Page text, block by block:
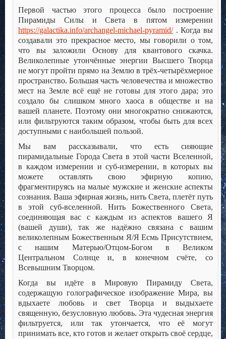
Первой частью этого процесса было построение
Пирамиды Силы и Света в пятом измерении
https://galactika.info/archangel-michael-pyramid/. Когда вы
создавали это прекрасное место, мы говорили о том,
что вы заложили Основу для квантового скачка.
Великолепные утончённые энергии Высшего Творца
не могут пройти прямо на Землю в трёх-четырёхмерное
пространство. Большая часть человечества и множество
мест на Земле всё ещё не готовы для этого дара; это
создало бы слишком много хаоса в обществе и на
вашей планете. Поэтому они многократно снижаются,
или фильтруются таким образом, чтобы быть для всех
доступными с наибольшей пользой.
Мы вам рассказывали, что есть сияющие
пирамидальные Города Света в этой части Вселенной,
в каждом измерении и суб-измерении, в которых вы
можете оставлять свою эфирную копию,
фрагментируясь на малые мужские и женские аспекты
сознания. Ваша эфирная жизнь, нить Света, плетёт путь
в этой суб-вселенной. Нить Божественного Света,
соединяющая вас с каждым из аспектов вашего Я
(вашей души), так же надёжно связана с вашим
великолепным Божественным Я/Я Есмь Присутствием,
с нашим Матерью/Отцом-Богом в Великом
Центральном Солнце и, в конечном счёте, со
Всевышним Творцом.
Когда вы идёте в Мировую Пирамиду Света,
содержащую голографическое изображение Мира, вы
вдыхаете любовь и свет Творца и выдыхаете
священную, безусловную любовь. Эта чудесная энергия
фильтруется, или так утончается, что её могут
принимать все, кто готов и желает открыть своё сердце,